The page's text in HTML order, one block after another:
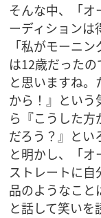
そんな中、「オ
ーディションは
「私がモーニ
は12歳だった
と思いますね
から！』という
ら『こうした
だろう？』とい
と明かし、「
ストレートに自
品のようなこと
と話して笑いを